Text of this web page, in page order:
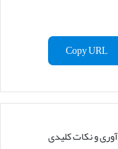
Copy URL